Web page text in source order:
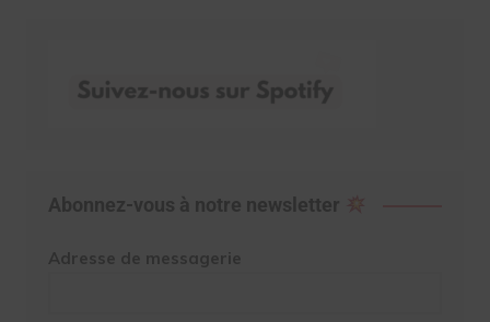
Abonnez-vous à notre newsletter
Adresse de messagerie